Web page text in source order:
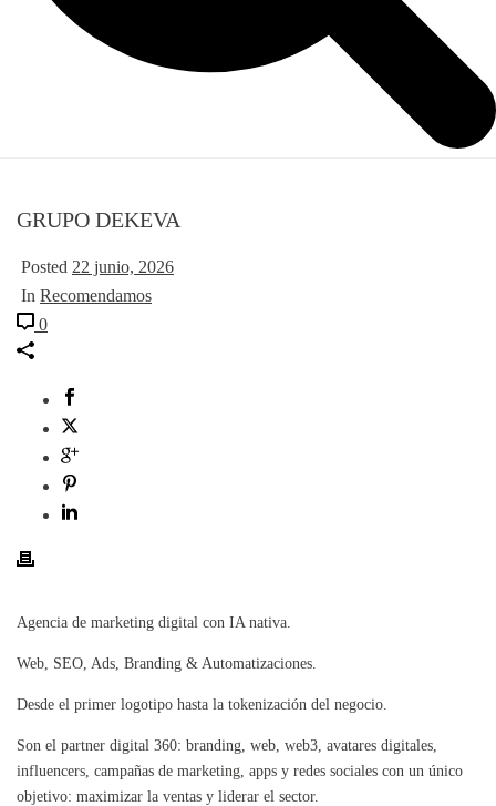
GRUPO DEKEVA
Posted 22 junio, 2026
In Recomendamos
0
Agencia de marketing digital con IA nativa.
Web, SEO, Ads, Branding & Automatizaciones.
Desde el primer logotipo hasta la tokenización del negocio.
Son el partner digital 360: branding, web, web3, avatares digitales,
influencers, campañas de marketing, apps y redes sociales con un único
objetivo: maximizar la ventas y liderar el sector.